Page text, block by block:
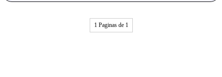
1 Paginas de 1